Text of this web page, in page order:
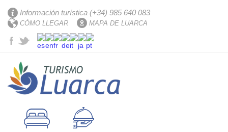
Información turística (+34) 985 640 083
CÓMO LLEGAR MAPA DE LUARCA